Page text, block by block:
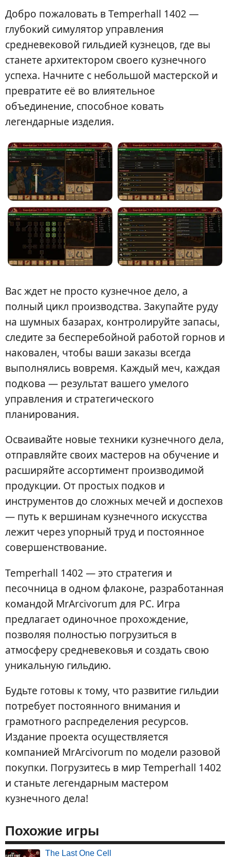
Добро пожаловать в Temperhall 1402 —
глубокий симулятор управления
средневековой гильдией кузнецов, где вы
станете архитектором своего кузнечного
успеха. Начните с небольшой мастерской и
превратите её во влиятельное
объединение, способное ковать
легендарные изделия.
Вас ждет не просто кузнечное дело, а
полный цикл производства. Закупайте руду
на шумных базарах, контролируйте запасы,
следите за бесперебойной работой горнов и
наковален, чтобы ваши заказы всегда
выполнялись вовремя. Каждый меч, каждая
подкова — результат вашего умелого
управления и стратегического
планирования.
Осваивайте новые техники кузнечного дела,
отправляйте своих мастеров на обучение и
расширяйте ассортимент производимой
продукции. От простых подков и
инструментов до сложных мечей и доспехов
— путь к вершинам кузнечного искусства
лежит через упорный труд и постоянное
совершенствование.
Temperhall 1402 — это стратегия и
песочница в одном флаконе, разработанная
командой MrArcivorum для PC. Игра
предлагает одиночное прохождение,
позволяя полностью погрузиться в
атмосферу средневековья и создать свою
уникальную гильдию.
Будьте готовы к тому, что развитие гильдии
потребует постоянного внимания и
грамотного распределения ресурсов.
Издание проекта осуществляется
компанией MrArcivorum по модели разовой
покупки. Погрузитесь в мир Temperhall 1402
и станьте легендарным мастером
кузнечного дела!
Похожие игры
The Last One Cell